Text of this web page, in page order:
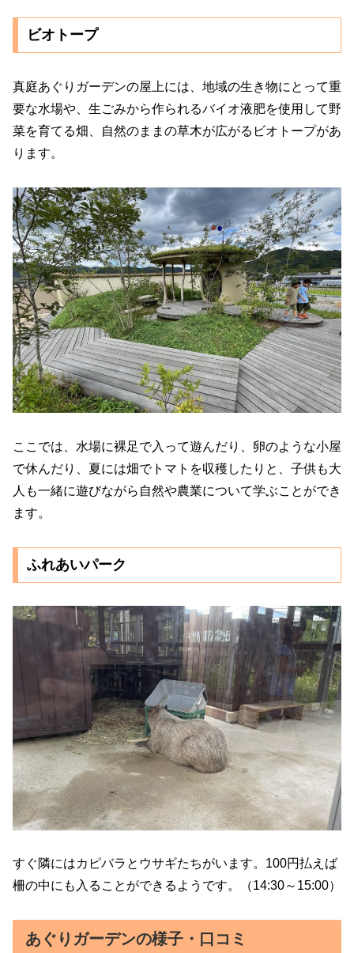
ビオトープ
真庭あぐりガーデンの屋上には、地域の生き物にとって重
要な水場や、生ごみから作られるバイオ液肥を使用して野
菜を育てる畑、自然のままの草木が広がるビオトープがあ
ります。
ここでは、水場に裸足で入って遊んだり、卵のような小屋
で休んだり、夏には畑でトマトを収穫したりと、子供も大
人も一緒に遊びながら自然や農業について学ぶことができ
ます。
ふれあいパーク
すぐ隣にはカピバラとウサギたちがいます。100円払えば
柵の中にも入ることができるようです。（14:30～15:00）
あぐりガーデンの様子・口コミ